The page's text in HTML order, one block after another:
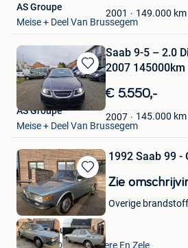
Favorieten
2001 149.000 km
AS Groupe
Meise + Deel Van Brussegem
Bewaren
in
Mijn
Favorieten
Saab 9-5 – 2.0
2007 145000km
€ 5.550,-
2007 145.000 km
AS Groupe
Meise + Deel Van Brussegem
Bewaren
in
Mijn
Favorieten
1992 Saab 99 -
Zie
Overige
VAVATO Auctions
Lokeren+Deel Overmere En Zele